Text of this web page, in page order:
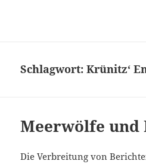
Schlagwort:Krünitz‘
Meerwölfe
Die Verbreitung von